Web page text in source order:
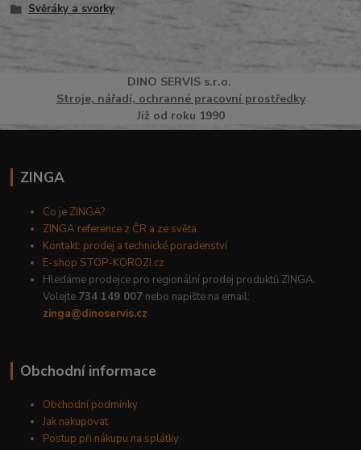
Svěráky a svorky
DINO SERVISs.r.o.
Stroje, nářadí, ochranné pracovní prostředky
Již od roku 1990
ZINGA
Co je ZINGA?
ZINGA reference z ČR a ze světa
Kontakt: prodej a technické poradenství
E-shop STOP-KOROZI.cz
Hledáme prodejce pro regionální prodej produktů ZINGA.
Volejte 734 149 007 nebo napište na email:
zinga@dinoservis.cz
Obchodní informace
Obchodní podmínky
Jak nakupovat
Postup při nákupu na splátky